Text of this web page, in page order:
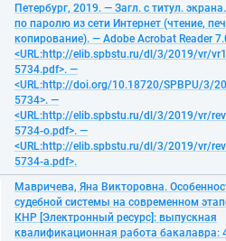
Петербург, 2019. — Загл. с титул.
по паролю из сети Интернет (чтение,
копирование). — Adobe Acrobat Reader
<URL:http://elib.spbstu.ru/dl/3/2019/vr/
5734.pdf>. —
<URL:http://doi.org/10.18720/SPBPU/3/
5734>. —
<URL:http://elib.spbstu.ru/dl/3/2019/vr/
5734-o.pdf>. —
<URL:http://elib.spbstu.ru/dl/3/2019/vr/
5734-a.pdf>.
Мавричева, Яна Викторовна.
судебной системы на современном
КНР [Электронный ресурс]: выпускная
квалификационная работа бакалавра: